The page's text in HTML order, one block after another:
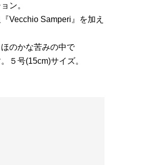
ン。
Vecchio Samperi』を加え
のかな苦みの中で
５号(15cm)サイズ。